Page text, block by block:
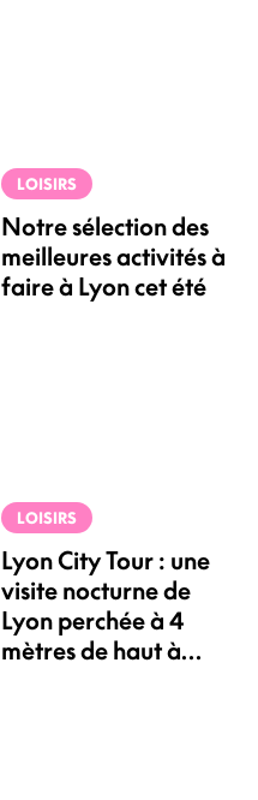
LOISIRS
Notre sélection des
meilleures activités à
faire à Lyon cet été
LOISIRS
Lyon City Tour : une
visite nocturne de
Lyon perchée à 4
mètres de haut à